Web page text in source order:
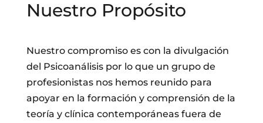
Nuestro Propósito
Nuestro compromiso es con la divulgación
del Psicoanálisis por lo que un grupo de
profesionistas nos hemos reunido para
apoyar en la formación y comprensión de la
teoría y clínica contemporáneas fuera de